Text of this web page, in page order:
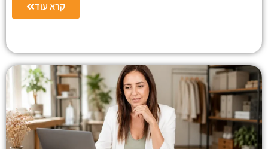
קרא עוד